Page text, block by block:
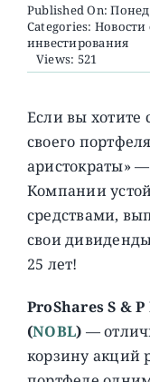
Published On:
Categories: Новости
инвестирования
Views: 521
Если вы хотите
своего
аристократы»
Компании
средствами,
свои
25 лет!
ProShares S &
(NOBL) —
корзину акций